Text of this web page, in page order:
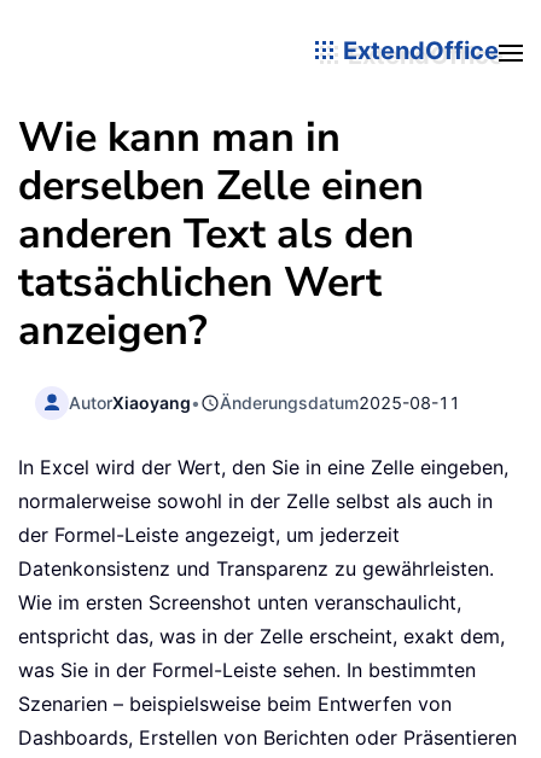
ExtendOffice
Wie kann man in
derselben Zelle einen
anderen Text als den
tatsächlichen Wert
anzeigen?
AutorXiaoyang• Änderungsdatum2025-08-11
In Excel wird der Wert, den Sie in eine Zelle eingeben,
normalerweise sowohl in der Zelle selbst als auch in
der Formel-Leiste angezeigt, um jederzeit
Datenkonsistenz und Transparenz zu gewährleisten.
Wie im ersten Screenshot unten veranschaulicht,
entspricht das, was in der Zelle erscheint, exakt dem,
was Sie in der Formel-Leiste sehen. In bestimmten
Szenarien – beispielsweise beim Entwerfen von
Dashboards, Erstellen von Berichten oder Präsentieren